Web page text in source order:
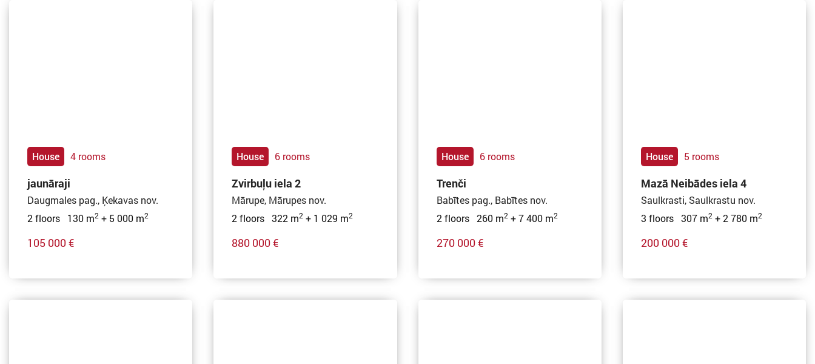
House 4 rooms
jaunāraji
Daugmales pag., Ķekavas nov.
2 floors 130 m2 + 5 000 m2
105 000 €
House 6 rooms
Zvirbuļu iela 2
Mārupe, Mārupes nov.
2 floors 322 m2 + 1 029 m2
880 000 €
House 6 rooms
Trenči
Babītes pag., Babītes nov.
2 floors 260 m2+ 7 400 m2
270 000 €
House 5 rooms
Mazā Neibādes iela 4
Saulkrasti, Saulkrastu nov.
3 floors 307 m2+ 2 780 m2
200 000 €